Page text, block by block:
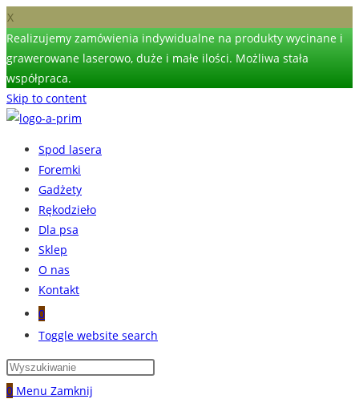
X
Realizujemy zamówienia indywidualne na produkty wycinane i
grawerowane laserowo, duże i małe ilości. Możliwa stała
współpraca.
Skip to content
Spod lasera
Foremki
Gadżety
Rękodzieło
Dla psa
Sklep
O nas
Kontakt
0
Toggle website search
0 Menu Zamknij